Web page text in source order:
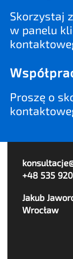
Skorzystaj
w panelu
Proszę o
+48 535
Jakub
Wrocław